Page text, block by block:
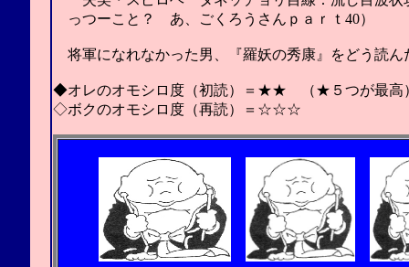
っつーこと？ あ、ごくろうさんｐａｒｔ40）
将軍になれなかった男 、『羅妖の秀康』をどう読
◆オレのオモシロ度（初読）＝★★ （★５つが最高
◇ボクのオモシロ度（再読）＝☆☆☆